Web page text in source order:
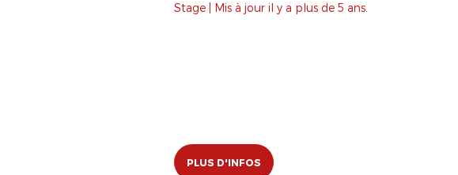
Stage | Mis à jour il y a plus de 5 ans.
PLUS D'INFOS